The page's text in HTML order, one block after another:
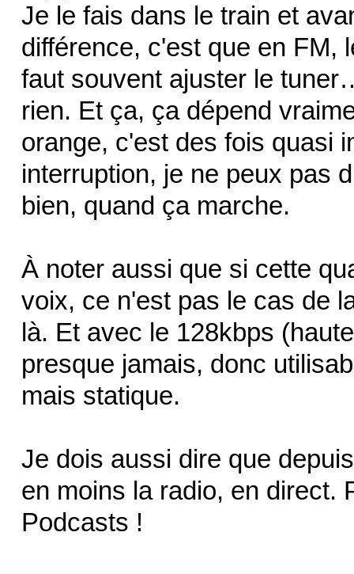
Je le fais dans le train et
différence, c'est que en FM,
faut souvent ajuster le
rien. Et ça, ça dépend
orange, c'est des fois quasi
interruption, je ne peux pas
bien, quand ça marche.
À noter aussi que si cette
voix, ce n'est pas le cas de
là. Et avec le 128kbps
presque jamais, donc
mais statique.
Je dois aussi dire que
en moins la radio, en direct.
Podcasts !